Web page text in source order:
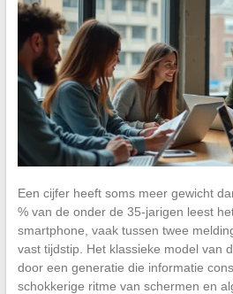
Een cijfer heeft soms meer gewicht
% van de onder de 35-jarigen leest
smartphone, vaak tussen twee
vast tijdstip. Het klassieke model van
door een generatie die informatie
schokkerige ritme van schermen en